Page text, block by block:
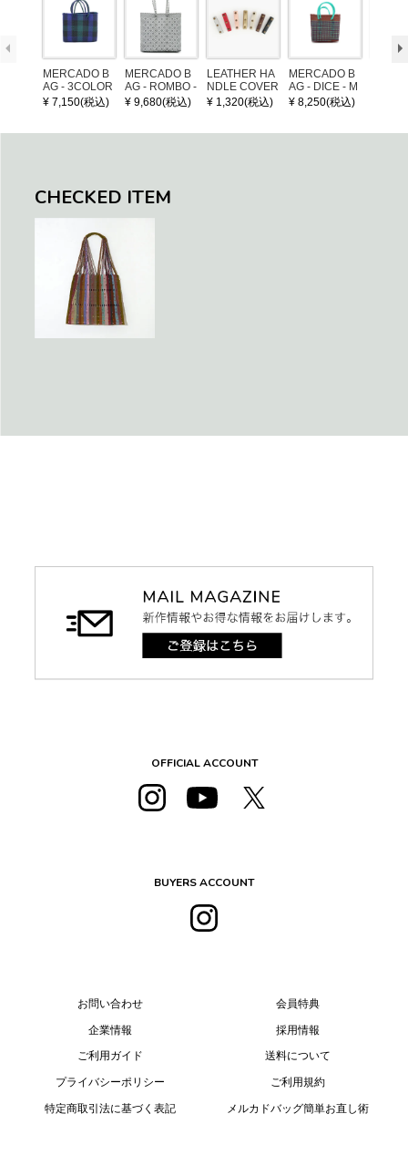
MERCADO B
AG - 3COLOR
S CHECK - Bl
ack / Dark Gre
¥ 7,150(税込)
MERCADO B
AG - ROMBO -
LONG HANDL
E - Silver / Whi
¥ 9,680(税込)
LEATHER HA
NDLE COVER
¥ 1,320(税込)
MERCADO B
AG - DICE - M
OSAIC - Copp
er / Navy / Mint
¥ 8,250(税込)
CHECKED ITEM
OFFICIAL ACCOUNT
BUYERS ACCOUNT
お問い合わせ
企業情報
ご利用ガイド
プライバシーポリシー
特定商取引法に基づく表記
会員特典
採用情報
送料について
ご利用規約
メルカドバッグ簡単お直し術